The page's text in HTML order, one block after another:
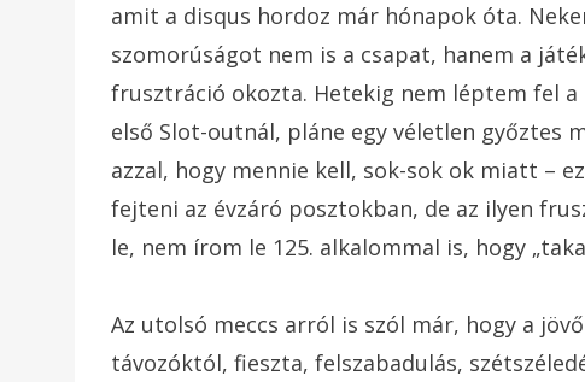
amit a disqus hordoz már hónapok óta.
szomorúságot nem is a csapat, hanem a
frusztráció okozta. Hetekig nem léptem fel
első Slot-outnál, pláne egy véletlen győztes
azzal, hogy mennie kell, sok-sok ok miatt –
fejteni az évzáró posztokban, de az ilyen
le, nem írom le 125. alkalommal is, hogy
Az utolsó meccs arról is szól már, hogy a
távozóktól, fieszta, felszabadulás,